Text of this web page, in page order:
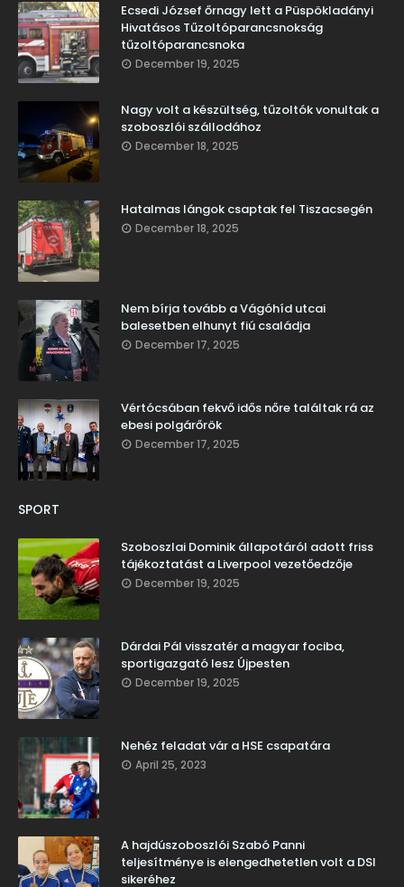
Ecsedi József őrnagy lett a Püspökladányi
Hivatásos Tűzoltóparancsnokság
tűzoltóparancsnoka
December 19, 2025
Nagy volt a készültség, tűzoltók vonultak a
szoboszlói szállodához
December 18, 2025
Hatalmas lángok csaptak fel Tiszacsegén
December 18, 2025
Nem bírja tovább a Vágóhíd utcai
balesetben elhunyt fiú családja
December 17, 2025
Vértócsában fekvő idős nőre találtak rá az
ebesi polgárőrök
December 17, 2025
SPORT
Szoboszlai Dominik állapotáról adott friss
tájékoztatást a Liverpool vezetőedzője
December 19, 2025
Dárdai Pál visszatér a magyar fociba,
sportigazgató lesz Újpesten
December 19, 2025
Nehéz feladat vár a HSE csapatára
April 25, 2023
A hajdúszoboszlói Szabó Panni
teljesítménye is elengedhetetlen volt a DSI
sikeréhez